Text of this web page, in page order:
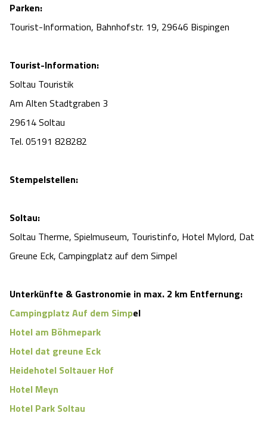
Parken:
Tourist-Information, Bahnhofstr. 19, 29646 Bispingen
Tourist-Information:
Soltau Touristik
Am Alten Stadtgraben 3
29614 Soltau
Tel. 05191 828282
Stempelstellen:
Soltau:
Soltau Therme, Spielmuseum, Touristinfo, Hotel Mylord, Dat
Greune Eck, Campingplatz auf dem Simpel
Unterkünfte & Gastronomie in max. 2 km Entfernung:
Campingplatz Auf dem Simpel
Hotel am Böhmepark
Hotel dat greune Eck
Heidehotel Soltauer Hof
Hotel Meyn
Hotel Park Soltau